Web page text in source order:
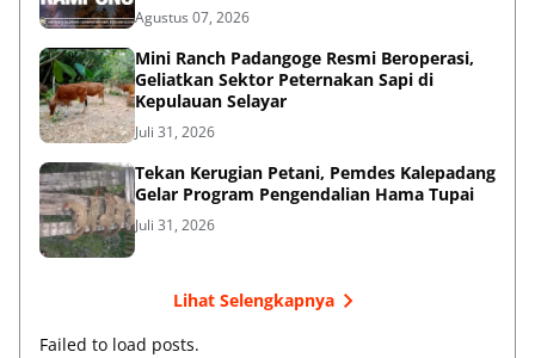
Agustus 07, 2026
‎Mini Ranch Padangoge Resmi Beroperasi,
Geliatkan Sektor Peternakan Sapi di
Kepulauan Selayar ‎
Juli 31, 2026
Tekan Kerugian Petani, Pemdes Kalepadang
Gelar Program Pengendalian Hama Tupai
Juli 31, 2026
Lihat Selengkapnya
Failed to load posts.